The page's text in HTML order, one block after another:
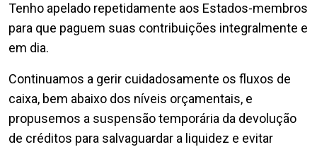
Tenho apelado repetidamente aos Estados-membros
para que paguem suas contribuições integralmente e
em dia.
Continuamos a gerir cuidadosamente os fluxos de
caixa, bem abaixo dos níveis orçamentais, e
propusemos a suspensão temporária da devolução
de créditos para salvaguardar a liquidez e evitar